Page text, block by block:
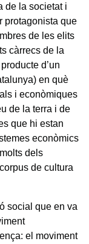
de la societat i
protagonista que
de les elits
càrrecs de la
d’un
en què
i econòmiques
de la terra i de
que hi estan
econòmics
dels
de cultura
social que en va
el moviment